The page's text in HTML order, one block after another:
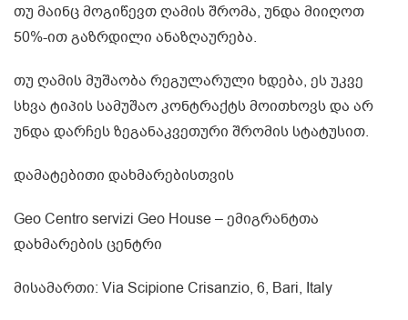
თუ მაინც მოგიწევთ ღამის შრომა, უნდა მიიღოთ
50%-ით გაზრდილი ანაზღაურება.
თუ ღამის მუშაობა რეგულარული ხდება, ეს უკვე
სხვა ტიპის სამუშაო კონტრაქტს მოითხოვს და არ
უნდა დარჩეს ზეგანაკვეთური შრომის სტატუსით.
დამატებითი დახმარებისთვის
Geo Centro servizi Geo House – ემიგრანტთა
დახმარების ცენტრი
მისამართი: Via Scipione Crisanzio, 6, Bari, Italy